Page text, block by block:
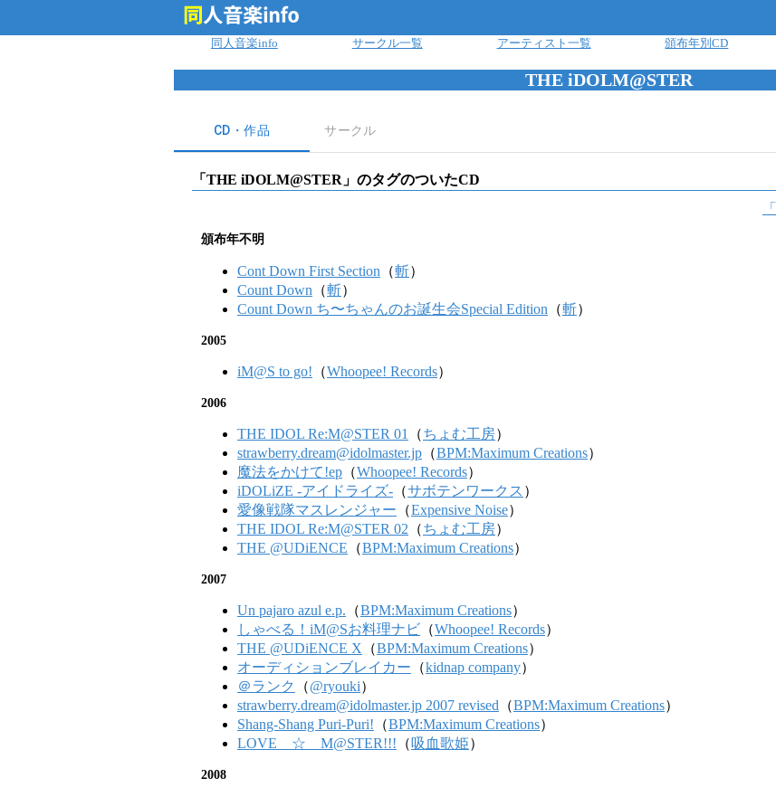
同人音楽info サークル一覧 アーティスト一覧 頒布年別CD
THE iDOLM@STER
CD・作品 サークル
「 THE iDOLM@STER 」のタグのついたCD
「
頒布年不明
Cont Down First Section （斬）
Count Down （斬）
Count Down ち〜ちゃんのお誕生会Special Edition （斬）
2005
iM@S to go! （Whoopee! Records）
2006
THE IDOL Re:M@STER 01 （ちょむ工房）
strawberry.dream@idolmaster.jp （BPM:Maximum Creations）
魔法をかけて!ep （Whoopee! Records）
iDOLiZE -アイドライズ- （サボテンワークス ）
愛像戦隊マスレンジャー （Expensive Noise）
THE IDOL Re:M@STER 02 （ちょむ工房）
THE @UDiENCE （BPM:Maximum Creations）
2007
Un pajaro azul e.p. （BPM:Maximum Creations）
しゃべる！iM@Sお料理ナビ （Whoopee! Records）
THE @UDiENCE X （BPM:Maximum Creations）
オーディションブレイカー （kidnap company）
＠ランク
（@ryouki）
strawberry.dream@idolmaster.jp 2007 revised （BPM:Maximum Creations）
Shang-Shang Puri-Puri! （BPM:Maximum Creations）
LOVE ☆ M@STER!!! （ 吸血歌姫）
2008